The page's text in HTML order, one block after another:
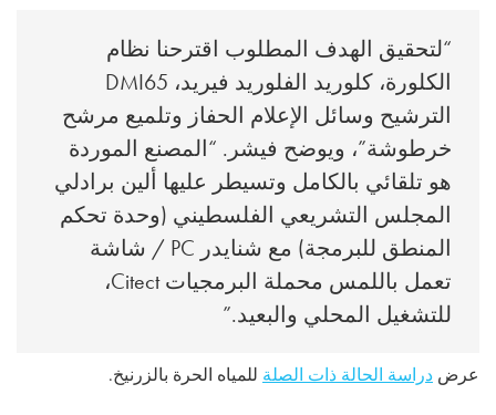
“لتحقيق الهدف المطلوب اقترحنا نظام
الكلورة، كلوريد الفلوريد فيريد، DMI65
الترشيح وسائل الإعلام الحفاز وتلميع مرشح
خرطوشة”، ويوضح فيشر. “المصنع الموردة
هو تلقائي بالكامل وتسيطر عليها ألين برادلي
المجلس التشريعي الفلسطيني (وحدة تحكم
المنطق للبرمجة) مع شنايدر PC / شاشة
تعمل باللمس محملة البرمجيات Citect،
للتشغيل المحلي والبعيد.”
عرض دراسة الحالة ذات الصلة للمياه الحرة بالزرنيخ.